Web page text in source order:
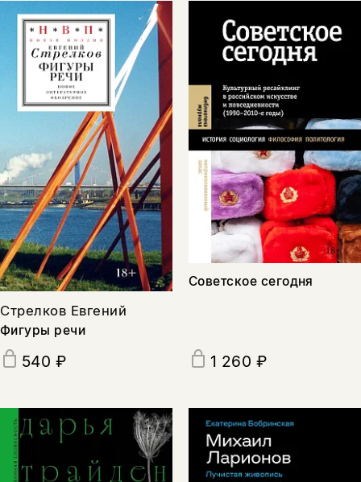
Стрелков Евгений
Фигуры речи
540 ₽
Советское сегодня
1 260 ₽